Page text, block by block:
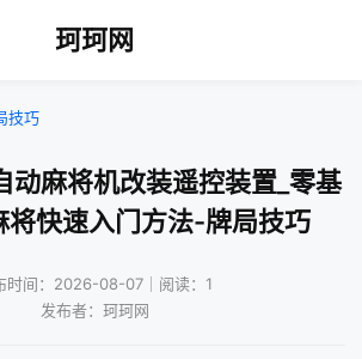
珂珂网
技巧
动麻将机改装遥控装置_零基
将快速入门方法-牌局技巧
时间：2026-08-07｜阅读：1
发布者：珂珂网